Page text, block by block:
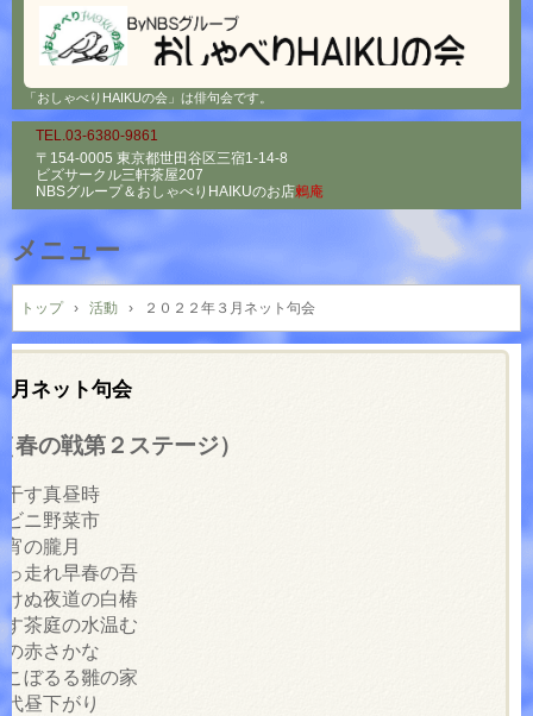
「おしゃべりHAIKUの会」は俳句会です。
TEL.03-6380-9861
〒154-0005 東京都世田谷区三宿1-14-8
ビズサークル三軒茶屋207
NBSグループ＆ おしゃべりHAIKUのお店鶫庵
メニュー
コ
ン
テ
ン
ツ
ス
キ
ッ
プ
トップ › 活動 › ２０２２年３月ネット句会
月ネット句会
春の戦第２ステージ）
す真昼時
ニ野菜市
の朧月
走れ早春の吾
ぬ夜道の白椿
茶庭の水温む
赤さかな
ぼるる雛の家
昼下がり